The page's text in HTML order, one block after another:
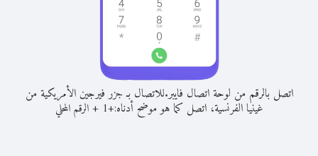
اتصل بالرقم من لوحة اتصال فايبر.للاتصال بـ جزر فيرجين الأمريكية من
غينيا الفرنسية، اتصل كما هو موضح أدناه:+
1
+الرقم المحلي